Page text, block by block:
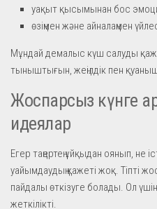
уақыт қысымынан бос
өзіңмен және айналаңмен
Мұндай демалыс күш салуды
тыныштығын, жеңілдік пен
Жоспарсыз күнге
идеялар
Егер таңертең ұйқыдан оянып, не
уайымдаудың қажеті жоқ. Тіпті
пайдалы өткізуге болады. Ол
жеткілікті.